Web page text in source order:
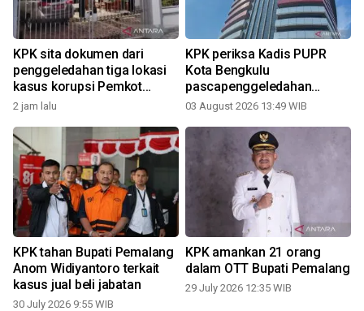
KPK sita dokumen dari
penggeledahan tiga lokasi
kasus korupsi Pemkot
Bengkulu
2 jam lalu
KPK periksa Kadis PUPR
Kota Bengkulu
pascapenggeledahan
rumah dan penyitaan uang
03 August 2026 13:49 WIB
KPK tahan Bupati Pemalang
Anom Widiyantoro terkait
kasus jual beli jabatan
30 July 2026 9:55 WIB
KPK amankan 21 orang
dalam OTT Bupati Pemalang
29 July 2026 12:35 WIB